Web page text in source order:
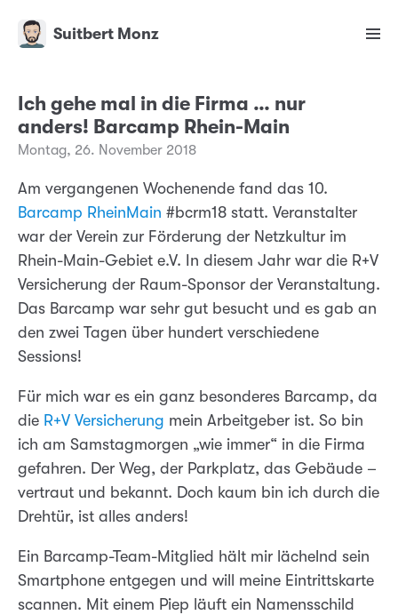
Suitbert Monz
Ich gehe mal in die Firma … nur
anders! Barcamp Rhein-Main
Montag, 26. November 2018
Am vergangenen Wochenende fand das 10.
Barcamp RheinMain #bcrm18 statt. Veranstalter
war der Verein zur Förderung der Netzkultur im
Rhein-Main-Gebiet e.V. In diesem Jahr war die R+V
Versicherung der Raum-Sponsor der Veranstaltung.
Das Barcamp war sehr gut besucht und es gab an
den zwei Tagen über hundert verschiedene
Sessions!
Für mich war es ein ganz besonderes Barcamp, da
die R+V Versicherung mein Arbeitgeber ist. So bin
ich am Samstagmorgen „wie immer“ in die Firma
gefahren. Der Weg, der Parkplatz, das Gebäude –
vertraut und bekannt. Doch kaum bin ich durch die
Drehtür, ist alles anders!
Ein Barcamp-Team-Mitglied hält mir lächelnd sein
Smartphone entgegen und will meine Eintrittskarte
scannen. Mit einem Piep läuft ein Namensschild